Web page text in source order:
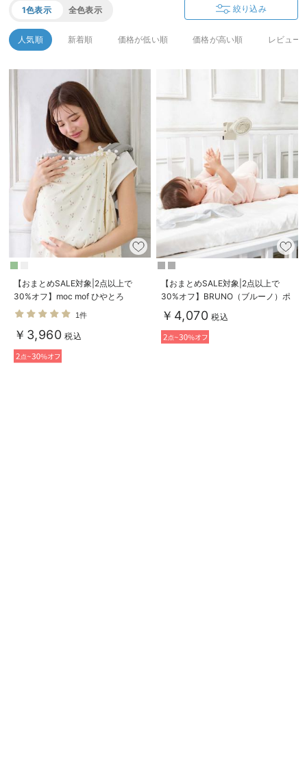
冬に可愛いニットがお得！
親子コーデ｜ママとベビーにおすすめ！
便利な育児家電
Gift Selection 出産祝い
保育園・入園準備特集
ファルスカ
デロンギ
入院準備の持ち物チェック
1色表示 全色表示 絞り込み
人気順 新着順 価格が低い順 価格が高い順 レビュー
【おまとめSALE対象|2点以上で
30%オフ】moc mof ひやとろ
3WAYブランケット
1件
￥3,960 税込
【おまとめSALE対象|2点以上で
30%オフ】BRUNO（ブルーノ）ポ
ータブルクリップライトファン
￥4,070 税込